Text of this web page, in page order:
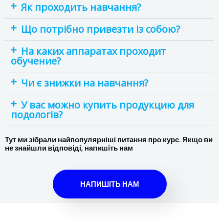
Як проходить навчання?
Що потрібно привезти із собою?
На каких аппаратах проходит
обучение?
Чи є знижки на навчання?
У вас можно купить продукцию для
подологів?
Тут ми зібрали найпопулярніші питання про курс. Якщо ви
не знайшли відповіді, напишіть нам
НАПИШІТЬ НАМ